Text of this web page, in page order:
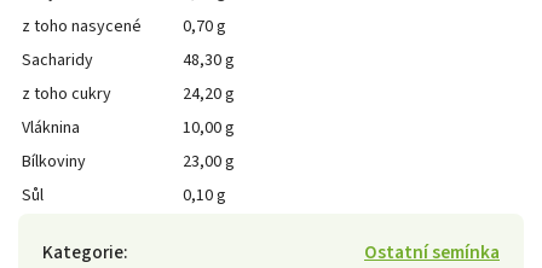
z toho nasycené
0,70 g
Sacharidy
48,30 g
z toho cukry
24,20 g
Vláknina
10,00 g
Bílkoviny
23,00 g
Sůl
0,10 g
Kategorie:
Ostatní semínka